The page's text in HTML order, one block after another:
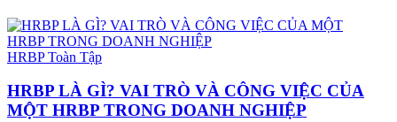
HRBP Toàn Tập
HRBP LÀ GÌ? VAI TRÒ VÀ CÔNG VIỆC CỦA
MỘT HRBP TRONG DOANH NGHIỆP